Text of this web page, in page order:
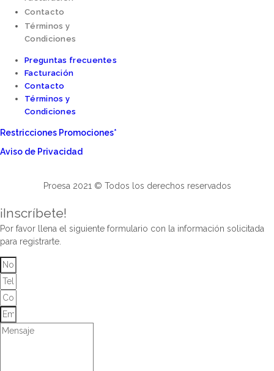
Contacto
Términos y
Condiciones
Preguntas frecuentes
Facturación
Contacto
Términos y
Condiciones
Restricciones Promociones*
Aviso de Privacidad
Proesa 2021 © Todos los derechos reservados
¡Inscríbete!
Por favor llena el siguiente formulario con la información solicitada
para registrarte.